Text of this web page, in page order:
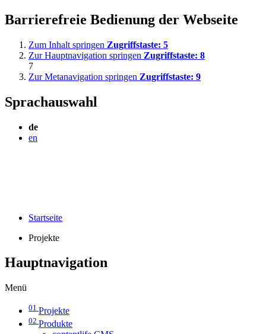
Barrierefreie Bedienung der Webseite
Zum Inhalt springen Zugriffstaste: 5
Zur Hauptnavigation springen Zugriffstaste: 8
7
Zur Metanavigation springen Zugriffstaste: 9
Sprachauswahl
de
en
Startseite
Projekte
Hauptnavigation
Menü
01 Projekte
02 Produkte